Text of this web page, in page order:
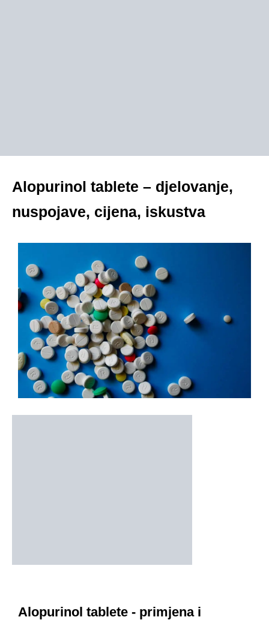
Alopurinol tablete – djelovanje,
nuspojave, cijena, iskustva
Alopurinol tablete - primjena i